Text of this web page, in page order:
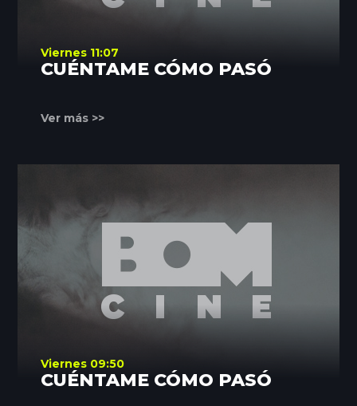
Viernes 11:07
CUÉNTAME CÓMO PASÓ
Ver más >>
Viernes 09:50
CUÉNTAME CÓMO PASÓ